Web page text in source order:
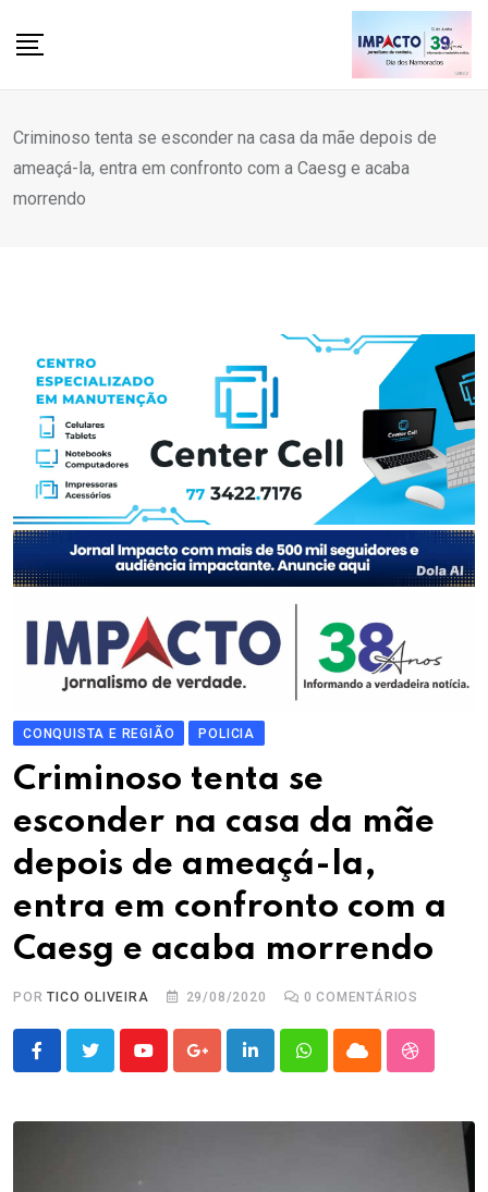
Criminoso tenta se esconder na casa da mãe depois de
ameaçá-la, entra em confronto com a Caesg e acaba
morrendo
CONQUISTA E REGIÃO POLICIA
Criminoso tenta se
esconder na casa da mãe
depois de ameaçá-la,
entra em confronto com a
Caesg e acaba morrendo
PORTICO OLIVEIRA 29/08/2020 0 COMENTÁRIOS
YoutubeGoogle+LinkedInWhatsappCloud